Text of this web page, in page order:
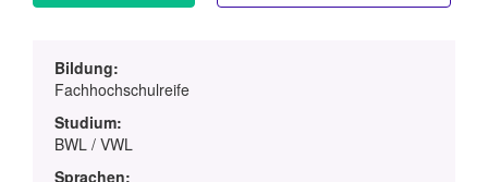
Bildung:
Fachhochschulreife
Studium:
BWL / VWL
Sprachen: